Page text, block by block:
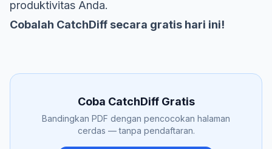
produktivitas Anda.
Cobalah CatchDiff secara gratis hari ini!
Coba CatchDiff Gratis
Bandingkan PDF dengan pencocokan halaman
cerdas — tanpa pendaftaran.